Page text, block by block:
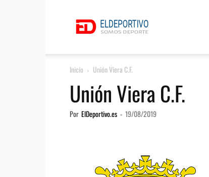
Inicio Unión Viera C.F.
Unión Viera C.F.
Por ElDeportivo.es - 19/08/2019